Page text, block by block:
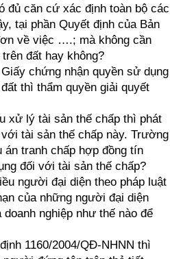
đủ căn cứ xác định toàn bộ các
tại phần Quyết định của Bản
về việc ….; mà không cần
đất hay không?
chứng nhận quyền sử dụng
thì thẩm quyền giải quyết
xử lý tài sản thế chấp thì phát
tài sản thế chấp này. Trường
án tranh chấp hợp đồng tín
đối với tài sản thế chấp?
người đại diện theo pháp luật
của những người đại diện
nghiệp như thế nào để
1160/2004/QĐ-NHNN thì